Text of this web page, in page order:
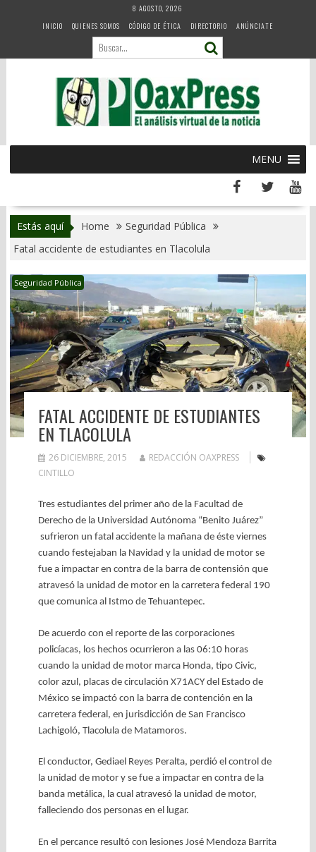
8 AGOSTO, 2026
INICIO
QUIENES SOMOS CÓDIGO DE ÉTICA DIRECTORIO ANÚNCIATE
MENU
Estás aquí Home
Seguridad Pública
Fatal accidente de estudiantes en Tlacolula
Seguridad Pública
FATAL ACCIDENTE DE ESTUDIANTES
EN TLACOLULA
26 DICIEMBRE, 2015
REDACCIÓN OAXPRESS
CINTILLO
Tres estudiantes del primer año de la Facultad de
Derecho de la Universidad Autónoma “Benito Juárez”
sufrieron un fatal accidente la mañana de éste viernes
cuando festejaban la Navidad y la unidad de motor se
fue a impactar en contra de la barra de contensión que
atravesó la unidad de motor en la carretera federal 190
que comunica al Istmo de Tehuantepec.
De acuerdo con el reporte de las corporaciones
policíacas, los hechos ocurrieron a las 06:10 horas
cuando la unidad de motor marca Honda, tipo Civic,
color azul, placas de circulación X71ACY del Estado de
México se impactó con la barra de contención en la
carretera federal, en jurisdicción de San Francisco
Lachigoló, Tlacolula de Matamoros.
El conductor, Gediael Reyes Peralta, perdió el control de
la unidad de motor y se fue a impactar en contra de la
banda metálica, la cual atravesó la unidad de motor,
falleciendo dos personas en el lugar.
En el percance resultó con lesiones José Mendoza Barrita